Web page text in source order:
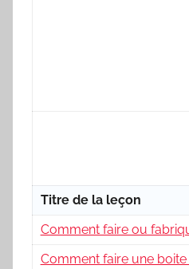
Titre de la leçon
Comment faire ou
Comment faire une